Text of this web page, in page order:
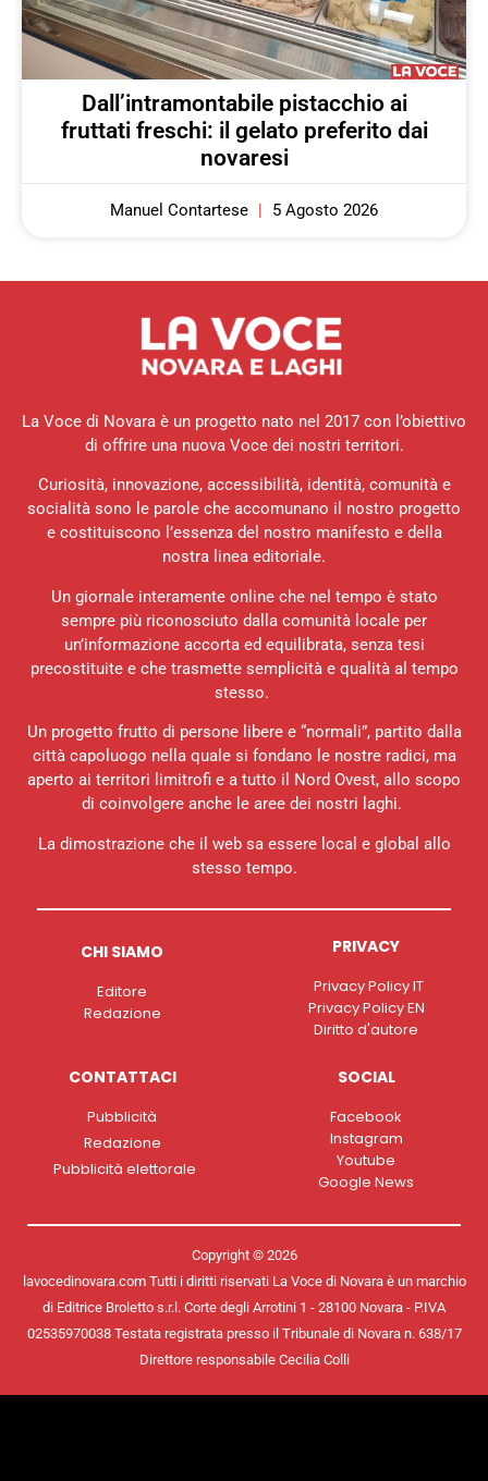
Dall’intramontabile pistacchio ai
fruttati freschi: il gelato preferito dai
novaresi
Manuel Contartese 5 Agosto 2026
La Voce di Novara è un progetto nato nel 2017 con l’obiettivo
di offrire una nuova Voce dei nostri territori.
Curiosità, innovazione, accessibilità, identità, comunità e
socialità sono le parole che accomunano il nostro progetto
e costituiscono l’essenza del nostro manifesto e della
nostra linea editoriale.
Un giornale interamente online che nel tempo è stato
sempre più riconosciuto dalla comunità locale per
un’informazione accorta ed equilibrata, senza tesi
precostituite e che trasmette semplicità e qualità al tempo
stesso.
Un progetto frutto di persone libere e “normali”, partito dalla
città capoluogo nella quale si fondano le nostre radici, ma
aperto ai territori limitrofi e a tutto il Nord Ovest, allo scopo
di coinvolgere anche le aree dei nostri laghi.
La dimostrazione che il web sa essere local e global allo
stesso tempo.
CHI SIAMO
Editore
Redazione
PRIVACY
Privacy Policy IT
Privacy Policy EN
Diritto d'autore
CONTATTACI
Pubblicità
Redazione
Pubblicità elettorale
SOCIAL
Facebook
Instagram
Youtube
Google News
Copyright © 2026
lavocedinovara.com Tutti i diritti riservati La Voce di Novara è un marchio
di Editrice Broletto s.r.l. Corte degli Arrotini 1 - 28100 Novara - P.IVA
02535970038 Testata registrata presso il Tribunale di Novara n. 638/17
Direttore responsabile Cecilia Colli